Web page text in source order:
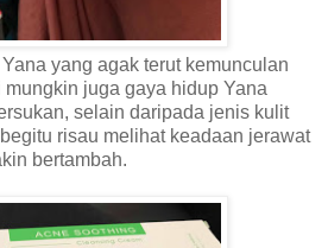
yang agak terut kemunculan
juga gaya hidup Yana
selain daripada jenis kulit
risau melihat keadaan jerawat
bertambah.